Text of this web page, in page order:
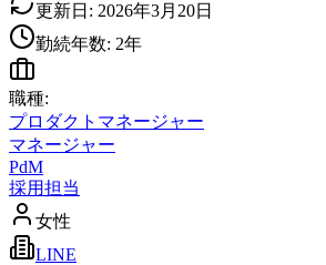
更新日: 2026年3月20日
勤続年数: 2年
職種:
プロダクトマネージャー
マネージャー
PdM
採用担当
女性
LINE